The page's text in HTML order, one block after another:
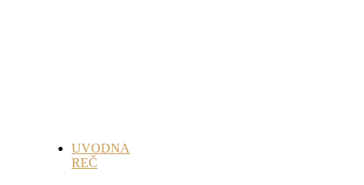
UVODNA
REČ